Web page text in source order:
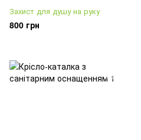
Захист для душу на руку
800 грн